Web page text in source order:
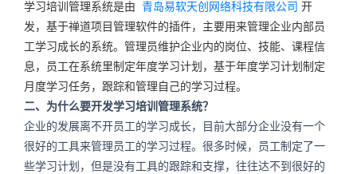
学习培训管理系统是由 青岛易软天创网络科技有限公司 开
发，基于禅道项目管理软件的插件，主要用来管理企业内部员
工学习成长的系统。管理员维护企业内的岗位、技能、课程信
息，员工在系统里制定年度学习计划，基于年度学习计划制定
月度学习任务，跟踪和管理自己的学习过程。
二、为什么要开发学习培训管理系统？
企业的发展离不开员工的学习成长，目前大部分企业没有一个
很好的工具来管理员工的学习过程。很多时候，员工制定了一
些学习计划，但是没有工具的跟踪和支撑，往往达不到很好的